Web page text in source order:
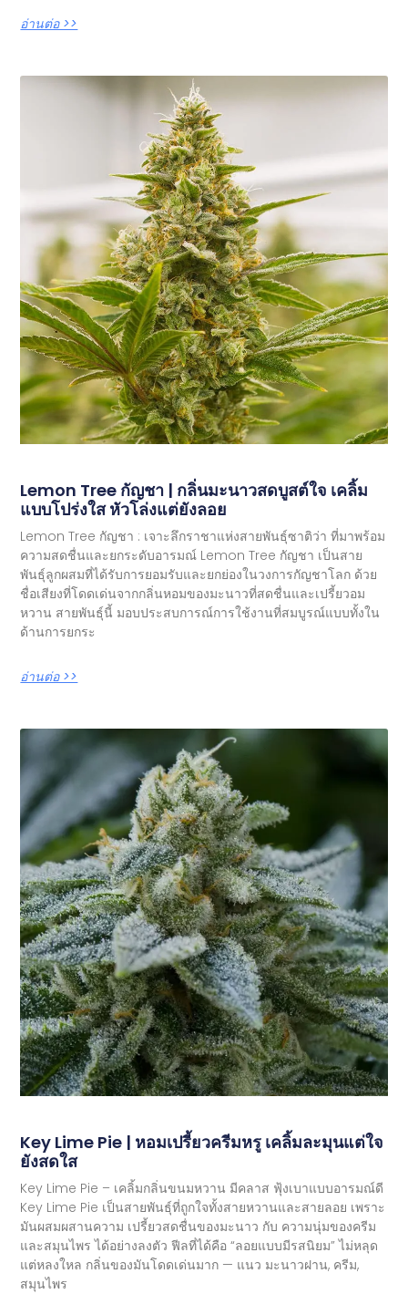
อ่านต่อ >>
Lemon Tree กัญชา | กลิ่นมะนาวสดบูสต์ใจ เคลิ้ม
แบบโปร่งใส หัวโล่งแต่ยังลอย
Lemon Tree กัญชา : เจาะลึกราชาแห่งสายพันธุ์ซาติว่า ที่มาพร้อม
ความสดชื่นและยกระดับอารมณ์ Lemon Tree กัญชา เป็นสาย
พันธุ์ลูกผสมที่ได้รับการยอมรับและยกย่องในวงการกัญชาโลก ด้วย
ชื่อเสียงที่โดดเด่นจากกลิ่นหอมของมะนาวที่สดชื่นและเปรี้ยวอม
หวาน สายพันธุ์นี้ มอบประสบการณ์การใช้งานที่สมบูรณ์แบบทั้งใน
ด้านการยกระ
อ่านต่อ >>
Key Lime Pie | หอมเปรี้ยวครีมหรู เคลิ้มละมุนแต่ใจ
ยังสดใส
Key Lime Pie – เคลิ้มกลิ่นขนมหวาน มีคลาส ฟุ้งเบาแบบอารมณ์ดี
Key Lime Pie เป็นสายพันธุ์ที่ถูกใจทั้งสายหวานและสายลอย เพราะ
มันผสมผสานความ เปรี้ยวสดชื่นของมะนาว กับ ความนุ่มของครีม
และสมุนไพร ได้อย่างลงตัว ฟีลที่ได้คือ “ลอยแบบมีรสนิยม” ไม่หลุด
แต่หลงใหล กลิ่นของมันโดดเด่นมาก — แนว มะนาวฝาน, ครีม,
สมุนไพร